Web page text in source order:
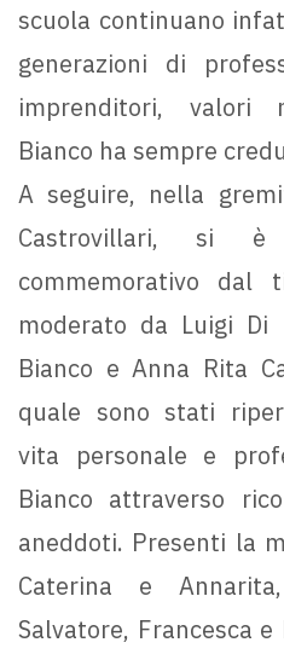
scuola continuano
generazioni di
imprenditori, valori
Bianco ha sempre
A seguire, nella
Castrovillari, si è
commemorativo dal
moderato da Luigi Di
Bianco e Anna Rita
quale sono stati
vita personale e
Bianco attraverso
aneddoti. Presenti la
Caterina e
Salvatore, Francesca